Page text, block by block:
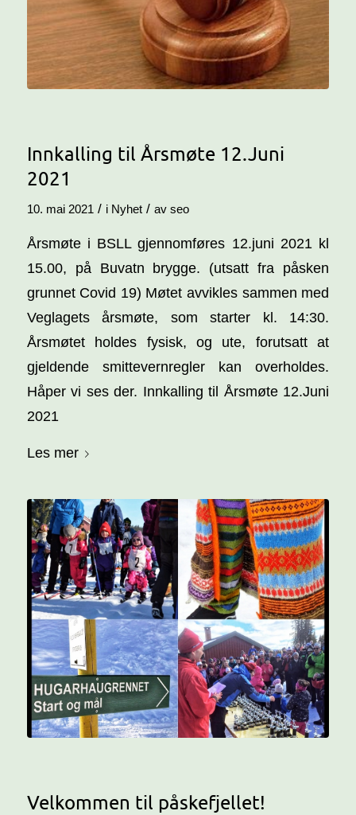
Innkalling til Årsmøte 12.Juni
2021
10. mai 2021 / i Nyhet / av seo
Årsmøte i BSLL gjennomføres 12.juni 2021 kl
15.00, på Buvatn brygge. (utsatt fra påsken
grunnet Covid 19) Møtet avvikles sammen med
Veglagets årsmøte, som starter kl. 14:30.
Årsmøtet holdes fysisk, og ute, forutsatt at
gjeldende smittevernregler kan overholdes.
Håper vi ses der. Innkalling til Årsmøte 12.Juni
2021
Les mer
Velkommen til påskefjellet!